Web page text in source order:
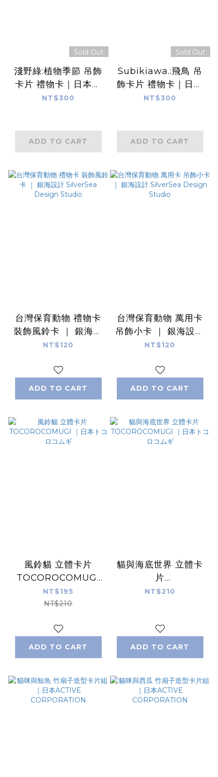
Sold Out
淺野綠:植物季節 吊飾
卡片 禮物卡｜日本表
現社
NT$300
ADD TO CART
Sold Out
Subikiawa.:飛鳥 吊
飾卡片 禮物卡｜日本
表現社
NT$300
ADD TO CART
台灣保育動物 禮物卡
裝飾風鈴卡 ｜ 銀海設
計 SilverSea
NT$120
ADD TO CART
台灣保育動物 萬用卡
吊飾小卡 ｜ 銀海設計
SilverSea Design
NT$120
ADD TO CART
風鈴貓 立體卡片
TOCOROCOMUGI
｜日本トコロコムギ
NT$195
NT$210
ADD TO CART
貓與海底世界 立體卡
片
TOCOROCOMUGI
NT$210
ADD TO CART